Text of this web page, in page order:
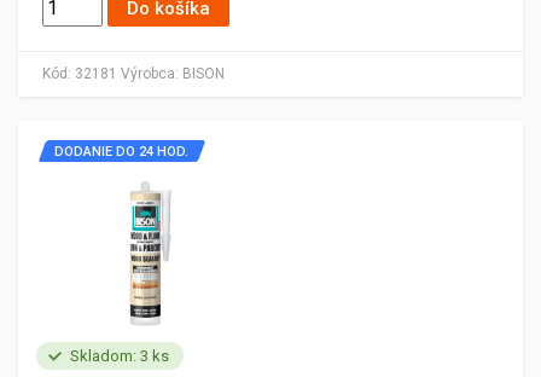
Kód: 32181 Výrobca: BISON
Do košíka
Skladom: 3 ks
DODANIE DO 24 HOD.